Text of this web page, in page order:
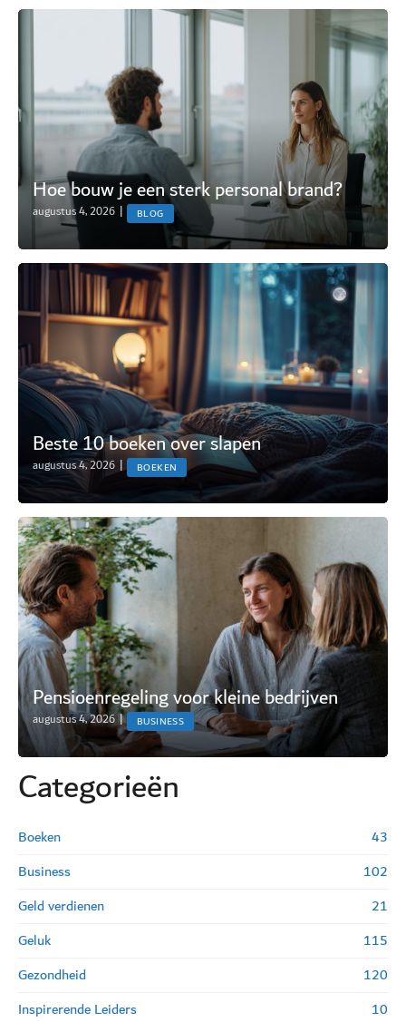
Hoe bouw je een sterk personal brand?
augustus 4, 2026 | BLOG
Beste 10 boeken over slapen
augustus 4, 2026 | BOEKEN
Pensioenregeling voor kleine bedrijven
augustus 4, 2026 | BUSINESS
Categorieën
Boeken
43
Business
102
Geld verdienen
21
Geluk
115
Gezondheid
120
Inspirerende Leiders
10